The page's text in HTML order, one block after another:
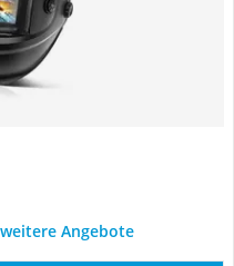
Angebote